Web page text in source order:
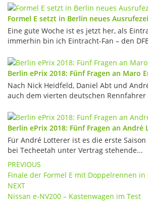
Formel E setzt in Berlin neues
Eine gute Woche ist es jetzt her, als
immerhin bin ich Eintracht-Fan – den
Berlin ePrix 2018: Fünf Fragen an Maro
Nach Nick Heidfeld, Daniel Abt und
auch dem vierten deutschen Rennfahrer
Berlin ePrix 2018: Fünf Fragen an
Für André Lotterer ist es die erste
bei Techeetah unter Vertrag stehende...
Post
navigation
PREVIOUS
Finale der Formel E mit Doppelrennen in
NEXT
Nissan e-NV200 – Kastenwagen im Test